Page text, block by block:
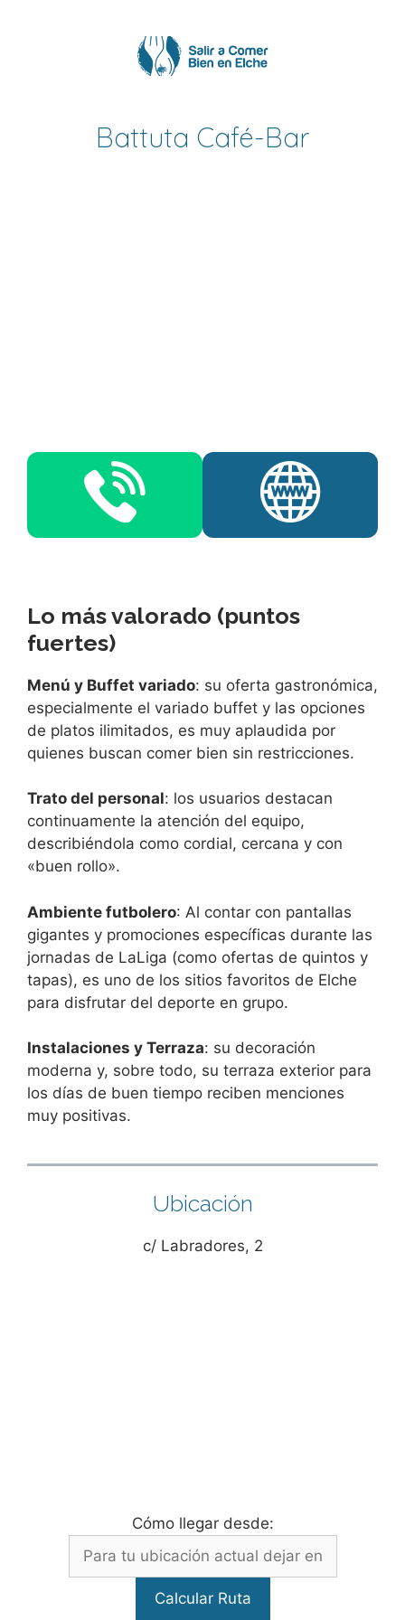
Battuta Café-Bar
Lo más valorado (puntos
fuertes)
Menú y Buffet variado: su oferta gastronómica,
especialmente el variado buffet y las opciones
de platos ilimitados, es muy aplaudida por
quienes buscan comer bien sin restricciones.
Trato del personal: los usuarios destacan
continuamente la atención del equipo,
describiéndola como cordial, cercana y con
«buen rollo».
Ambiente futbolero: Al contar con pantallas
gigantes y promociones específicas durante las
jornadas de LaLiga (como ofertas de quintos y
tapas), es uno de los sitios favoritos de Elche
para disfrutar del deporte en grupo.
Instalaciones y Terraza: su decoración
moderna y, sobre todo, su terraza exterior para
los días de buen tiempo reciben menciones
muy positivas.
Ubicación
c/ Labradores, 2
Cómo llegar desde: